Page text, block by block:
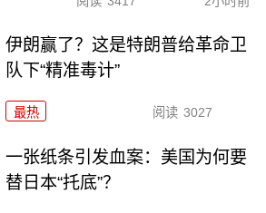
伊朗赢了？这是特朗普给革命卫
队下“精准毒计”
最热 阅读 3027
一张纸条引发血案：美国为何要
替日本“托底”？